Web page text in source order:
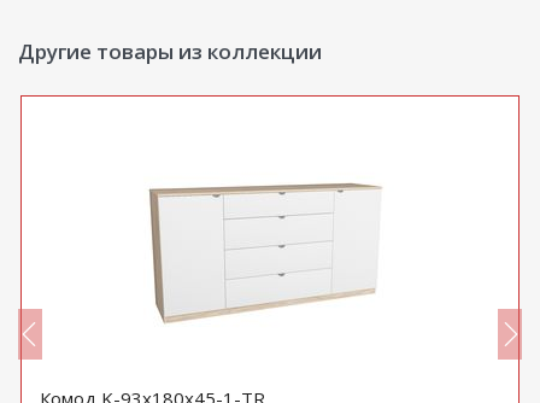
Другие товары из коллекции
Комод K-93x180x45-1-TR